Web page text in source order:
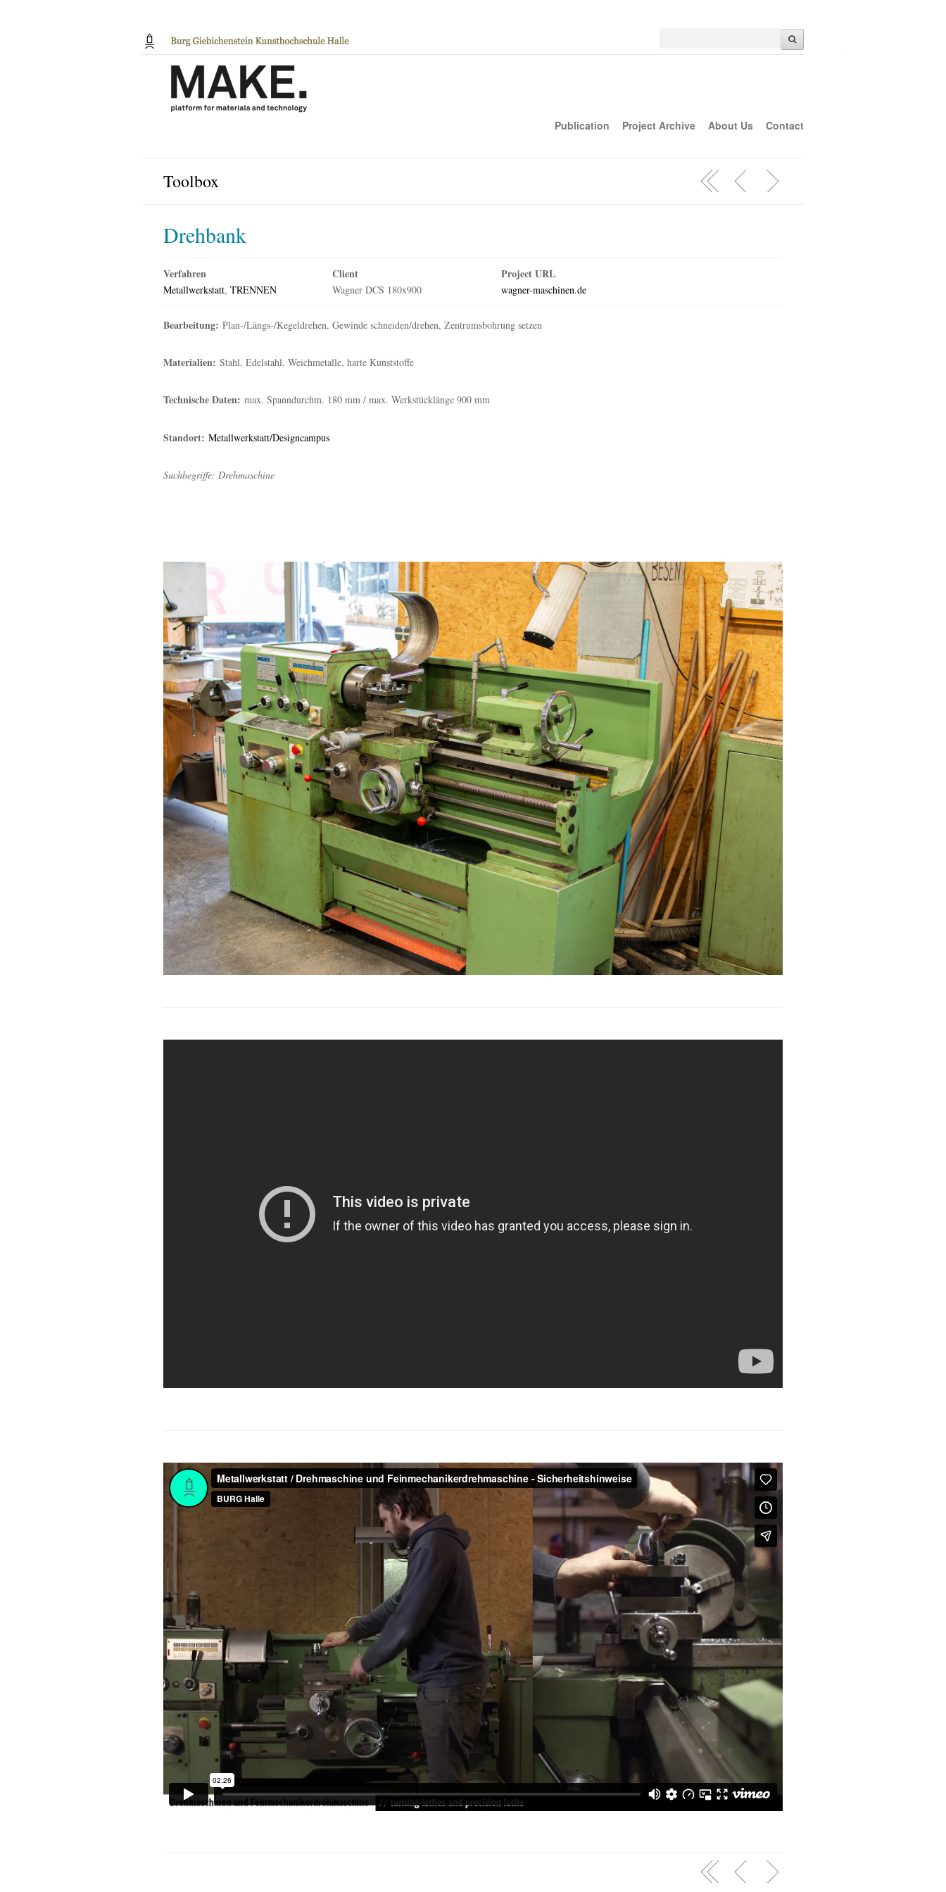
Publication Project Archive About Us Contact
Toolbox
Drehbank
Verfahren
Metallwerkstatt, TRENNEN
Client
Wagner DCS 180x900
Project URL
wagner-maschinen.de
Bearbeitung: Plan-/Längs-/Kegeldrehen, Gewinde schneiden/drehen, Zentrumsbohrung setzen
Materialien: Stahl, Edelstahl, Weichmetalle, harte Kunststoffe
Technische Daten: max. Spanndurchm. 180 mm / max. Werkstücklänge 900 mm
Standort: Metallwerkstatt/Designcampus
Suchbegriffe: Drehmaschine